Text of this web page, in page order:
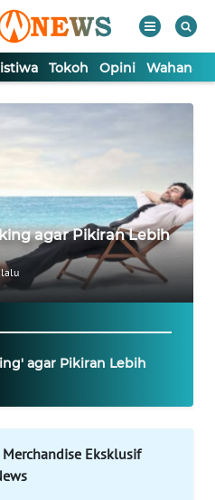
Tokoh Opini Wahana
agar Pikiran Lebih
agar Pikiran Lebih
Eksklusif